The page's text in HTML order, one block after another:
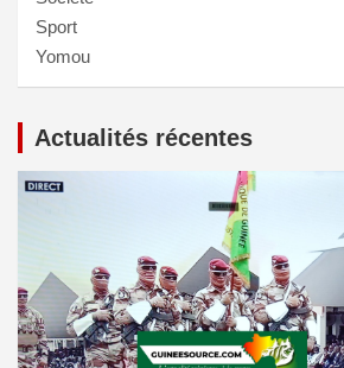
Sport
Yomou
Actualités récentes